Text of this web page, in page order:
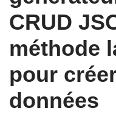
CRUD
méthode
pour
données